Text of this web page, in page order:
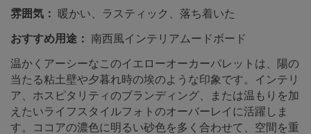
雰囲気： 暖かい、ラスティック、落ち着いた
おすすめ用途： 南西風インテリアムードボード
温かくアーシーなこのイエローオーカーパレットは、陽の
当たる粘土壁や夕暮れ時の埃のような印象です。インテリ
ア、ホスピタリティのブランディング、または温もりを加
えたいライフスタイルフォトのオーバーレイに活躍しま
す。ココアの濃色に明るい砂色を多く合わせて、空間を重